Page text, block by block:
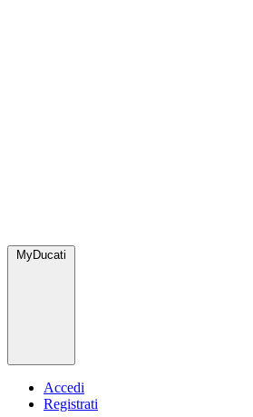
MyDucati
Accedi
Registrati